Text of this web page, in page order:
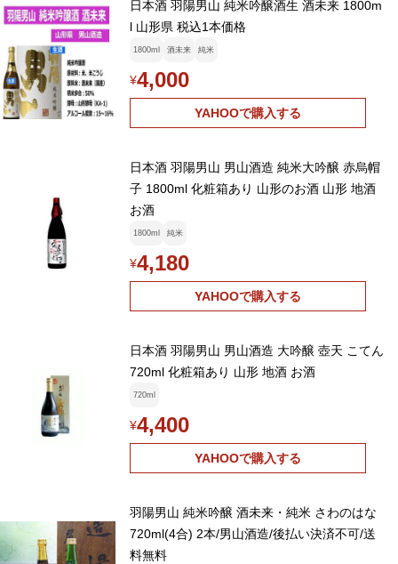
日本酒 羽陽男山 純米吟醸酒生 酒未来 1800m
l 山形県 税込1本価格
1800ml 酒未来 純米
¥4,000
YAHOOで購入する
日本酒 羽陽男山 男山酒造 純米大吟醸 赤烏帽
子 1800ml 化粧箱あり 山形のお酒 山形 地酒
お酒
1800ml 純米
¥4,180
YAHOOで購入する
日本酒 羽陽男山 男山酒造 大吟醸 壺天 こてん
720ml 化粧箱あり 山形 地酒 お酒
720ml
¥4,400
YAHOOで購入する
羽陽男山 純米吟醸 酒未来・純米 さわのはな
720ml(4合) 2本/男山酒造/後払い決済不可/送
料無料